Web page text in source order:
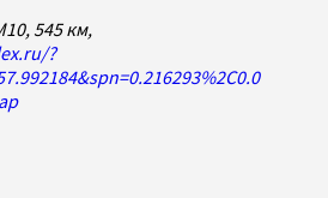
545 км,
?